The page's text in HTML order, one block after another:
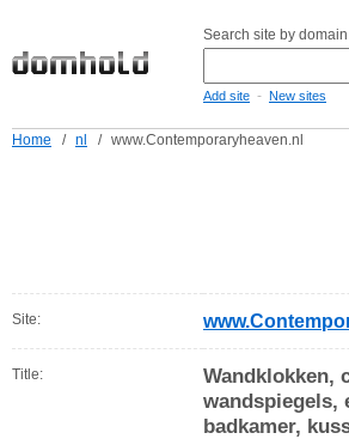
Search site by
Add site - New sites
Home / nl / www.Contemporaryheaven.nl
Site:
Title:
Wandklokken,
wandspiegels,
badkamer,